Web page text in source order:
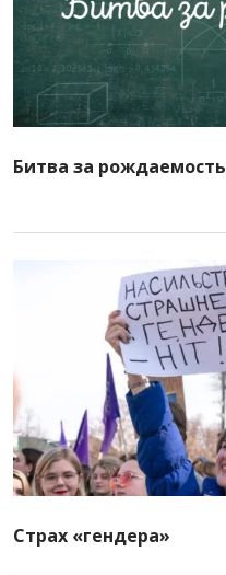
Битва за рождаемость
Страх «гендера»